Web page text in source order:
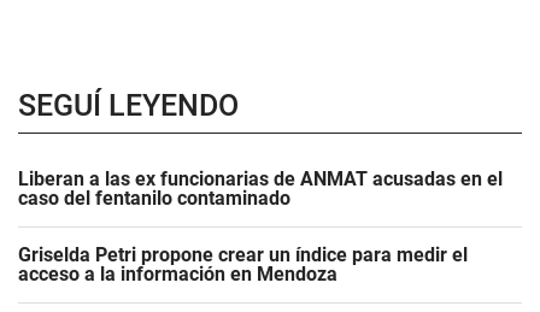
SEGUÍ LEYENDO
Liberan a las ex funcionarias de ANMAT acusadas en el
caso del fentanilo contaminado
Griselda Petri propone crear un índice para medir el
acceso a la información en Mendoza